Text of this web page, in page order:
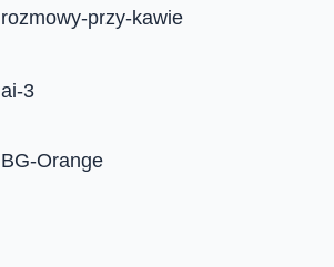
rozmowy-przy-kawie
ai-3
BG-Orange